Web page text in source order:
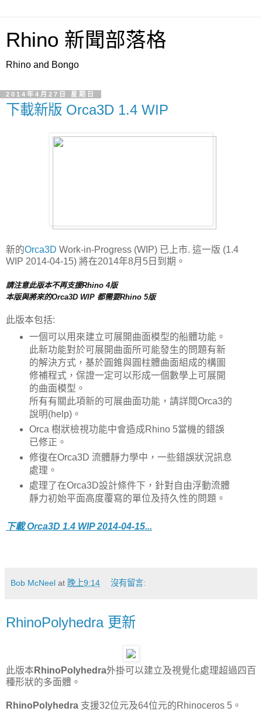
Rhino 新聞部落格
Rhino and Bongo
2014年4月27日 星期日
下載新版 Orca3D 1.4 WIP
新的Orca3D Work-in-Progress (WIP) 已上市. 這一版 (1.4
WIP 2014-04-15) 將在2014年8月5日到期。
請注意此版本不再支援Rhino 4版
本版與將來的Orca3D WIP 都需要Rhino 5版
此版本包括:
一個可以用來建立可展開曲面模型的船體功能。
此新功能對於可展開曲面所可能發生的問題有新
的解決方式，基於圓錐與圓柱體曲面組成的構圖
修補程式，保證一定可以形成一個數學上可展開
的曲面模型。
所有有關此項新的可展曲面功能，請詳閱Orca3的
說明(help)。
Orca 樹狀檢視功能中會造成Rhino 5當機的錯誤
已修正。
修復在Orca3D 流體靜力學中，一些錯誤狀況訊息
處理。
處理了在Orca3D設計條件下，針對自由浮動流體
靜力初始平面高度覆寫的單位及持久性的問題。
下載Orca3D 1.4 WIP 2014-04-15...
Bob McNeel at 晚上9:14 沒有留言:
RhinoPolyhedra 更新
此版本 RhinoPolyhedra外掛可以建立及視覺化處理超過四百
種形狀的多面體。
RhinoPolyhedra 支援32位元及64位元的Rhinoceros 5。